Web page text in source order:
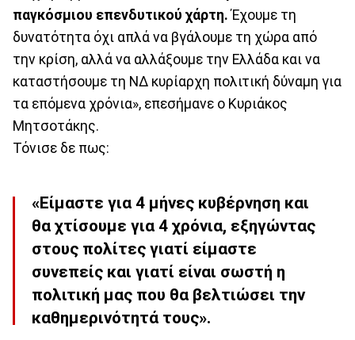
παγκόσμιου επενδυτικού χάρτη.Έχουμε τη
δυνατότητα όχι απλά να βγάλουμε τη χώρα από
την κρίση, αλλά να αλλάξουμε την Ελλάδα και να
καταστήσουμε τη ΝΔ κυρίαρχη πολιτική δύναμη για
τα επόμενα χρόνια», επεσήμανε ο Κυριάκος
Μητσοτάκης.
Τόνισε δε πως:
«Είμαστε για 4 μήνες κυβέρνηση και
θα χτίσουμε για 4 χρόνια, εξηγώντας
στους πολίτες γιατί είμαστε
συνεπείς και γιατί είναι σωστή η
πολιτική μας που θα βελτιώσει την
καθημερινότητά τους».